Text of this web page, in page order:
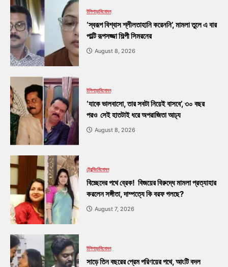
টলিপাড়াবিনোদন
‘স্বরূপ বিশ্বাস শ্লীলতাহানি করেননি’, মামলা তুলে এ বার
পাল্টি রূপসজ্জা শিল্পী সিমরনের
August 8, 2026
টলিপাড়াবিনোদন
‘যাকে ভালবাসো, তার সবটা নিয়েই বাসবে’, ৩০ বছর
পরও সেই হাতটাই ধরে অপরাজিতা আঢ্য
August 8, 2026
ট্রেন্ডিংবিনোদন
বিচ্ছেদের পথে ব্রেক! বিজয়ের বিরুদ্ধে মামলা প্রত্যাহার
করলেন সঙ্গীতা, দাম্পত্যে কি বরফ গলছে?
August 7, 2026
টলিপাড়াবিনোদন
সাড়ে তিন বছরের প্রেম পরিণয়ের পথে, আংটি বদল